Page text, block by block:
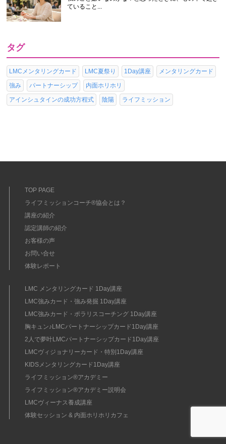
ていること...
タグ
LMCメンタリングカード LMC夏祭り 1Day講座
メンタリングカード
強み
パートナーシップ
内面ホリホリ
アインシュタインの成功方程式
陰陽 ライフミッション
TOP PAGE
ライフミッションコーチ®協会とは？
講座の紹介
認定講師の紹介
お客様の声
お問い合せ
体験レポート
LMC メンタリングカード 1Day講座
LMC強みカード・強み発掘 1Day講座
LMC強みカード・ポラリスコーチング 1Day講座
胸キュン♪LMCパートナーシップカード1Day講座
2人で夢叶LMCパートナーシップカード1Day講座
LMCヴィジョナリーカード・特別1Day講座
KIDSメンタリングカード1Day講座
ライフミッション®︎アカデミー
ライフミッション®︎アカデミー説明会
LMCヴィーナス養成講座
体験セッション & 内面ホリホリカフェ